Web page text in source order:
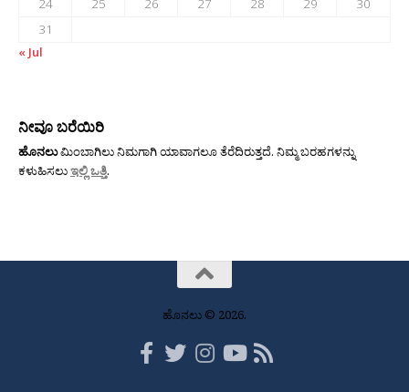
24
25 26 27 28 29
30
31
« Jul
ನೀವೂ ಬರೆಯಿರಿ
ಹೊನಲುಮಿಂಬಾಗಿಲು ನಿಮಗಾಗಿ ಯಾವಾಗಲೂ ತೆರೆದಿರುತ್ತದೆ. ನಿಮ್ಮ ಬರಹಗಳನ್ನು
ಕಳುಹಿಸಲುಇಲ್ಲಿ ಒತ್ತಿ.
ಹೊನಲು © 2026.